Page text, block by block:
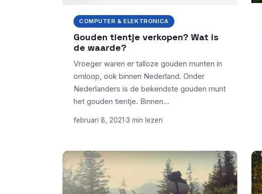
COMPUTER & ELEKTRONICA
Gouden tientje verkopen? Wat is
de waarde?
Vroeger waren er talloze gouden munten in
omloop, ook binnen Nederland. Onder
Nederlanders is de bekendste gouden munt
het gouden tientje. Binnen…
februari 8, 2021·3 min lezen